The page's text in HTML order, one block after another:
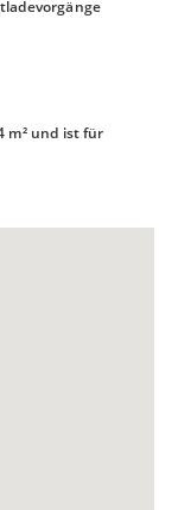
m² und ist für